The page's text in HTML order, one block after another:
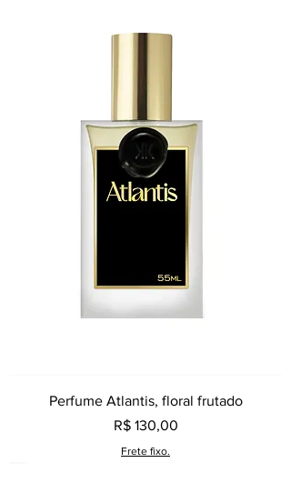
Perfume Atlantis, floral frutado
Preço
R$ 130,00
Frete fixo.